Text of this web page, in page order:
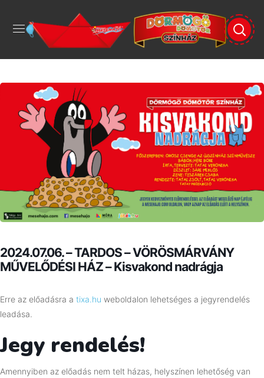
2024.07.06. – TARDOS – VÖRÖSMÁRVÁNY
MŰVELŐDÉSI HÁZ – Kisvakond nadrágja
Erre az előadásra a tixa.hu weboldalon lehetséges a jegyrendelés
leadása.
Jegy rendelés!
Amennyiben az előadás nem telt házas, helyszínen lehetőség van